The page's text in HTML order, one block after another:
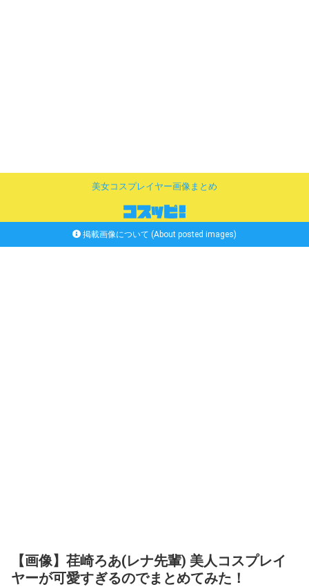
美女コスプレイヤー画像まとめ
掲載画像について (About posted images)
【画像】荏崎ろあ(レナ先輩) 美人コスプレイ
ヤーが可愛すぎるのでまとめてみた！